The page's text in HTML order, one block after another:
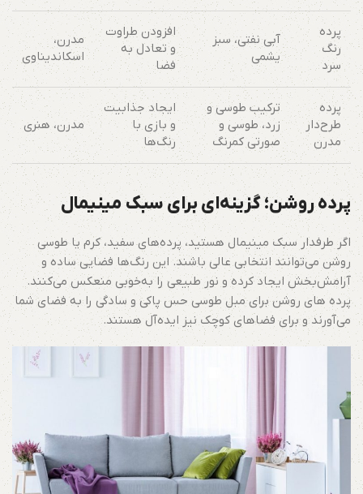
پرده
رنگ
سرد
آبی نفتی، سبز
یشمی
افزودن طراوت
و تعادل به
فضا
مدرن،
اسکاندیناوی
پرده
طرح‌دار
مدرن
ترکیب طوسی و
زرد، طوسی و
صورتی کمرنگ
ایجاد جذابیت
و بازی با
رنگ‌ها
مدرن، هنری
پرده‌ روشن؛ گزینه‌ای برای سبک مینیمال
اگر طرفدار سبک مینیمال هستید، پرده‌های سفید، کرم یا طوسی
روشن می‌توانند انتخابی عالی باشند. این رنگ‌ها فضایی ساده و
آرامش‌بخش ایجاد کرده و نور طبیعی را به‌خوبی منعکس می‌کنند.
پرده های روشن برای مبل طوسی حس پاکی و سادگی را به فضای شما
می‌آورند و برای فضاهای کوچک نیز ایده‌آل هستند.